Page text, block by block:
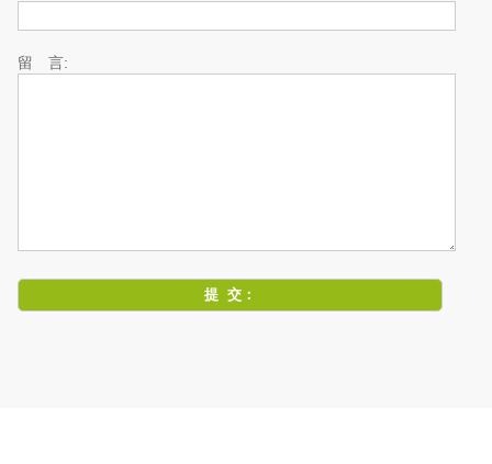
留 言: